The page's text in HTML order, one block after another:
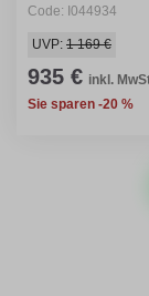
Code: I044934
UVP: 1 169 €
935 € inkl.
Sie sparen -20 %